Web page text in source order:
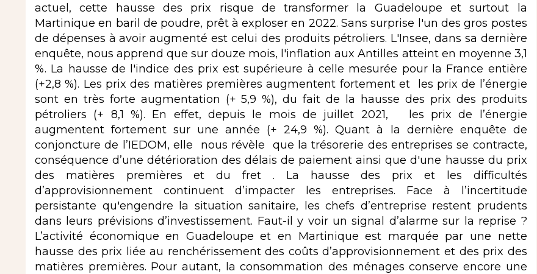
actuel, cette hausse des prix risque de transformer la Guadeloupe et surtout la
Martinique en baril de poudre, prêt à exploser en 2022. Sans surprise l'un des gros postes
de dépenses à avoir augmenté est celui des produits pétroliers. L'Insee, dans sa dernière
enquête, nous apprend que sur douze mois, l'inflation aux Antilles atteint en moyenne 3,1
%. La hausse de l'indice des prix est supérieure à celle mesurée pour la France entière
(+2,8 %). Les prix des matières premières augmentent fortement et les prix de l’énergie
sont en très forte augmentation (+ 5,9 %), du fait de la hausse des prix des produits
pétroliers (+ 8,1 %). En effet, depuis le mois de juillet 2021, les prix de l’énergie
augmentent fortement sur une année (+ 24,9 %). Quant à la dernière enquête de
conjoncture de l’IEDOM, elle nous révèle que la trésorerie des entreprises se contracte,
conséquence d’une détérioration des délais de paiement ainsi que d'une hausse du prix
des matières premières et du fret . La hausse des prix et les difficultés
d’approvisionnement continuent d’impacter les entreprises. Face à l’incertitude
persistante qu'engendre la situation sanitaire, les chefs d’entreprise restent prudents
dans leurs prévisions d’investissement. Faut-il y voir un signal d’alarme sur la reprise ?
L’activité économique en Guadeloupe et en Martinique est marquée par une nette
hausse des prix liée au renchérissement des coûts d’approvisionnement et des prix des
matières premières. Pour autant, la consommation des ménages conserve encore une